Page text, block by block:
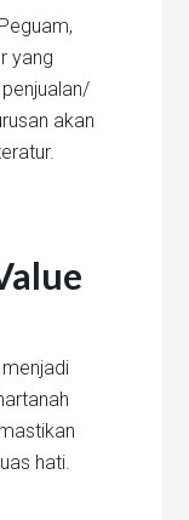
yang
akan
hati.